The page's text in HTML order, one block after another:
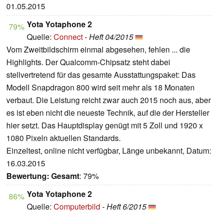
01.05.2015
79% Yota Yotaphone 2
Quelle: Connect-Heft 04/2015
Vom Zweitbildschirm einmal abgesehen, fehlen ... die
Highlights. Der Qualcomm-Chipsatz steht dabei
stellvertretend für das gesamte Ausstattungspaket: Das
Modell Snapdragon 800 wird seit mehr als 18 Monaten
verbaut. Die Leistung reicht zwar auch 2015 noch aus, aber
es ist eben nicht die neueste Technik, auf die der Hersteller
hier setzt. Das Hauptdisplay genügt mit 5 Zoll und 1920 x
1080 Pixeln aktuellen Standards.
Einzeltest, online nicht verfügbar, Länge unbekannt, Datum:
16.03.2015
Bewertung: Gesamt: 79%
86% Yota Yotaphone 2
Quelle: Computerbild -Heft 6/2015